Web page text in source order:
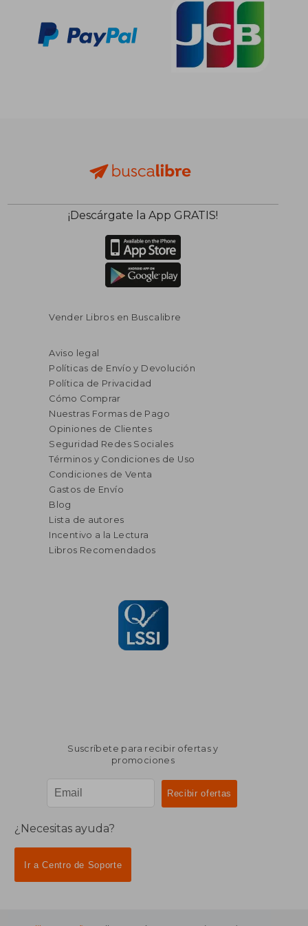
¡Descárgate la App GRATIS!
Vender Libros en Buscalibre
Aviso legal
Políticas de Envío y Devolución
Política de Privacidad
Cómo Comprar
Nuestras Formas de Pago
Opiniones de Clientes
Seguridad Redes Sociales
Términos y Condiciones de Uso
Condiciones de Venta
Gastos de Envío
Blog
Lista de autores
Incentivo a la Lectura
Libros Recomendados
Suscríbete para recibir ofertas y
promociones
¿Necesitas ayuda?
Ir a Centro de Soporte